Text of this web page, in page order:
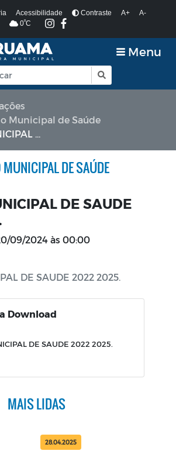
Acessibilidade Contraste A+
A-
0ºC
Menu
Municipal de Saúde
2022 2025.
DE SAÚDE
DE SAUDE
09/2024 às 00:00
DE SAUDE 2022 2025.
Download
DE SAUDE 2022 2025.
MAIS LIDAS
28.04.2025